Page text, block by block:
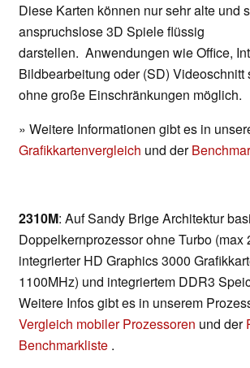
Diese Karten können nur sehr alte und
anspruchslose 3D Spiele flüssig
darstellen. Anwendungen wie Office,
Bildbearbeitung oder (SD) Videoschnitt
ohne große Einschränkungen möglich.
» Weitere Informationen gibt es in
Grafikkartenvergleich und der
2310M: Auf Sandy Brige Architektur
Doppelkernprozessor ohne Turbo (max
integrierter HD Graphics 3000
1100MHz) und integriertem DDR3
Weitere Infos gibt es in unserem
Vergleich mobiler Prozessoren und der
Benchmarkliste .